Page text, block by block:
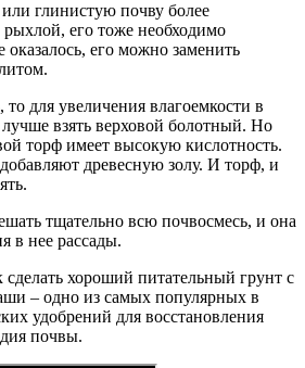
глинистую почву более
его тоже необходимо
оказалось, его можно заменить
для увеличения влагоемкости в
взять верховой болотный. Но
торф имеет высокую кислотность.
древесную золу. И торф, и
тщательно всю почвосмесь, и она
в нее рассады.
хороший питательный грунт с
– одно из самых популярных в
удобрений для восстановления
почвы.